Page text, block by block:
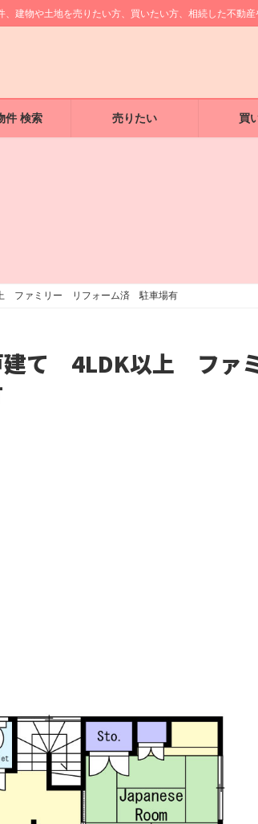
建物や土地を売りたい方、買いたい方、相続した不動
件 検索 売りたい 買
ファミリー リフォーム済 駐車場有
て 4LDK以上 ファ